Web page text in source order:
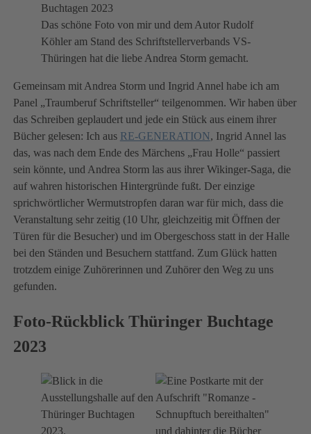
Das schöne Foto von mir und dem Autor Rudolf
Köhler am Stand des Schriftstellerverbands VS-
Thüringen hat die liebe Andrea Storm gemacht.
Gemeinsam mit Andrea Storm und Ingrid Annel habe ich am
Panel „Traumberuf Schriftsteller“ teilgenommen. Wir haben über
das Schreiben geplaudert und jede ein Stück aus einem ihrer
Bücher gelesen: Ich aus RE-GENERATION, Ingrid Annel las
das, was nach dem Ende des Märchens „Frau Holle“ passiert
sein könnte, und Andrea Storm las aus ihrer Wikinger-Saga, die
auf wahren historischen Hintergründe fußt. Der einzige
sprichwörtlicher Wermutstropfen daran war für mich, dass die
Veranstaltung sehr zeitig (10 Uhr, gleichzeitig mit Öffnen der
Türen für die Besucher) und im Obergeschoss statt in der Halle
bei den Ständen und Besuchern stattfand. Zum Glück hatten
trotzdem einige Zuhörerinnen und Zuhörer den Weg zu uns
gefunden.
Foto-Rückblick Thüringer Buchtage
2023